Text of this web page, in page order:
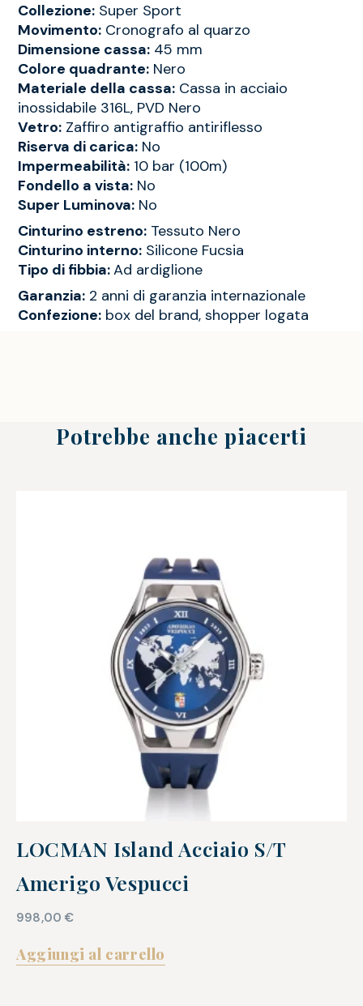
Collezione: Super Sport
Movimento: Cronografo al quarzo
Dimensione cassa: 45 mm
Colore quadrante: Nero
Materiale della cassa: Cassa in acciaio
inossidabile 316L, PVD Nero
Vetro: Zaffiro antigraffio antiriflesso
Riserva di carica: No
Impermeabilità: 10 bar (100m)
Fondello a vista: No
Super Luminova: No
Cinturino estreno: Tessuto Nero
Cinturino interno: Silicone Fucsia
Tipo di fibbia:Ad ardiglione
Garanzia: 2 anni di garanzia internazionale
Confezione: box del brand, shopper logata
Potrebbe anche piacerti
LOCMAN Island Acciaio S/T
Amerigo Vespucci
998,00€
Aggiungi al carrello